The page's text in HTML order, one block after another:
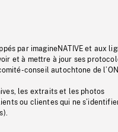
par imagineNATIVE et aux
et à mettre à jour ses
conseil autochtone de
les extraits et les photos
ou clientes qui ne